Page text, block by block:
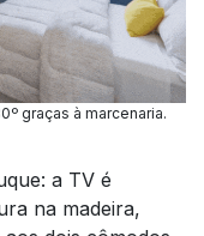
graças à marcenaria.
a TV é
na madeira,